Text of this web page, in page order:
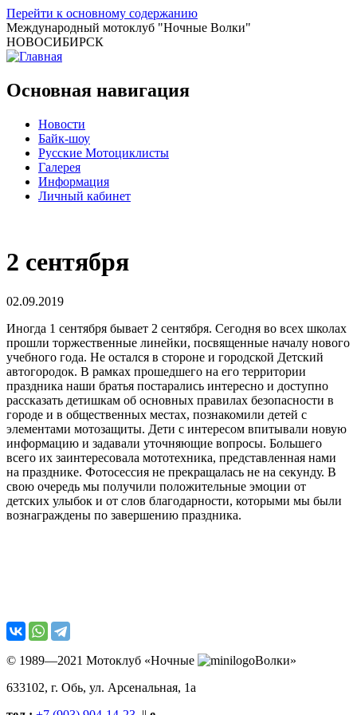
Перейти к основному содержанию
Международный мотоклуб "Ночные Волки"
НОВОСИБИРСК
Основная навигация
Новости
Байк-шоу
Русские Мотоциклисты
Галерея
Информация
Личный кабинет
2 сентября
02.09.2019
Иногда 1 сентября бывает 2 сентября. Сегодня во всех школах
прошли торжественные линейки, посвященные началу нового
учебного года. Не остался в стороне и городской Детский
автогородок. В рамках прошедшего на его территории
праздника наши братья постарались интересно и доступно
рассказать детишкам об основных правилах безопасности в
городе и в общественных местах, познакомили детей с
элементами мотозащиты. Дети с интересом впитывали новую
информацию и задавали уточняющие вопросы. Большего
всего их заинтересовала мототехника, представленная нами
на празднике. Фотосессия не прекращалась не на секунду. В
свою очередь мы получили положительные эмоции от
детских улыбок и от слов благодарности, которыми мы были
вознаграждены по завершению праздника.
© 1989—2021 Мотоклуб «Ночные
Волки»
633102, г. Обь, ул. Арсенальная, 1а